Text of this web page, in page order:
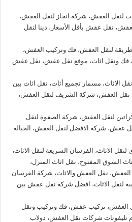
لنقل العفش، شركة انجاز لنقل العفش،
نقل عفش بأقل الأسعار، دينا لنقل
لنقل العفش، فك وتركيب العفش،
فك ونقل اثاث، موقع نقل عفش، نقل عفش
مسمار تجميع أثاث، نقل اثاث بين
نقل العفش، شركة الشريف لنقل العفش،
لنقل العفش، شركة الصفوة لنقل
عغش، شركة الافضل لنقل العفش، الخياله
الاثاث، الفرسان السريعة لنقل الاثاث،
السوق المفتوح، نقل اثاث المنزل،
نقل العفش والاثاث، شركة الفرسان
لنقل الاثاث، افضل شركة نقل عفش بين
العفش، تركيب عفش، فك وتركيب ونقل
شركات نقل العفش، دولاب